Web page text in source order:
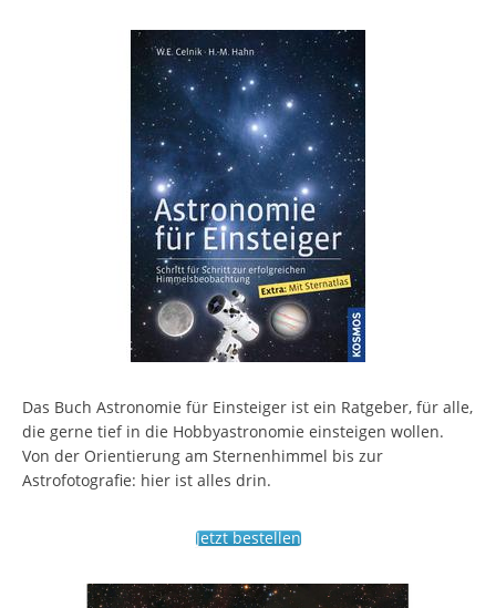
Das Buch Astronomie für Einsteiger ist ein Ratgeber, für alle,
die gerne tief in die Hobbyastronomie einsteigen wollen.
Von der Orientierung am Sternenhimmel bis zur
Astrofotografie: hier ist alles drin.
Jetzt bestellen